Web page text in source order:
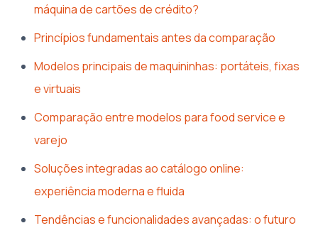
máquina de cartões de crédito?
Princípios fundamentais antes da comparação
Modelos principais de maquininhas: portáteis, fixas
e virtuais
Comparação entre modelos para food service e
varejo
Soluções integradas ao catálogo online:
experiência moderna e fluida
Tendências e funcionalidades avançadas: o futuro